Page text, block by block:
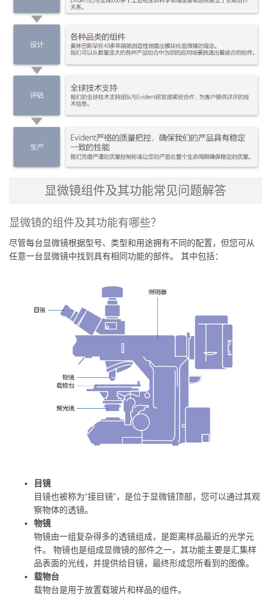
显微镜组件及其功能常见问题解答
显微镜的组件及其功能有哪些？
尽管每台显微镜根据型号、类型和用途拥有不同的配置，但您可从
任意一台显微镜中找到具有相同功能的部件。 其中包括：
目镜
目镜也被称为“接目镜”，是位于显微镜顶部，您可以通过其观
察物体的透镜。
物镜
物镜由一组复杂得多的透镜组成，是距离样品最近的光学元
件。 物镜也是组成显微镜的部件之一，其功能主要是汇集样
品表面的光线，并提供给目镜，最终形成您所看到的图像。
载物台
载物台是用于放置载玻片和样品的组件。